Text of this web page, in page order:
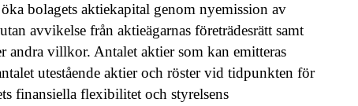
bolagets aktiekapital genom nyemission av
avvikelse från aktieägarnas företrädesrätt samt
andra villkor. Antalet aktier som kan emitteras
utestående aktier och röster vid tidpunkten för
finansiella flexibilitet och styrelsens